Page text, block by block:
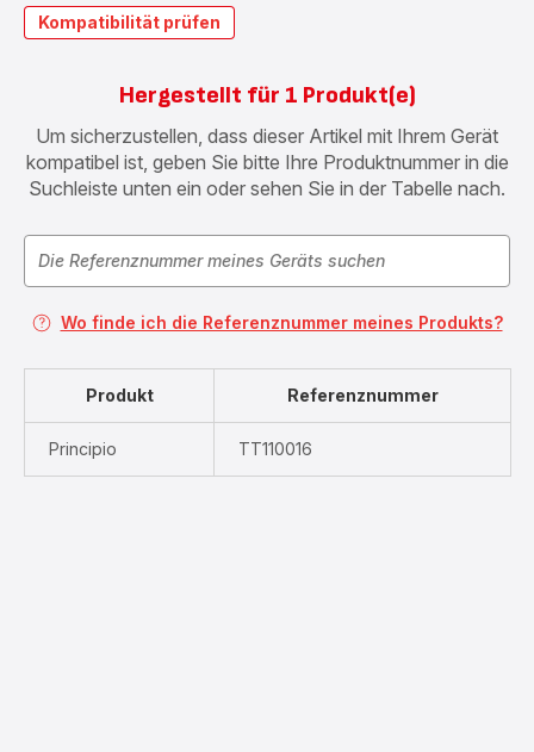
Kompatibilität prüfen
Hergestellt für 1 Produkt(e)
Um sicherzustellen, dass dieser Artikel mit Ihrem Gerät
kompatibel ist, geben Sie bitte Ihre Produktnummer in die
Suchleiste unten ein oder sehen Sie in der Tabelle nach.
Wo finde ich die Referenznummer meines Produkts?
Produkt Referenznummer
Principio TT110016